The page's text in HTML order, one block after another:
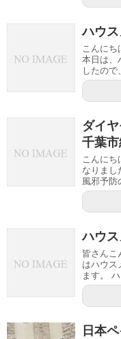
ハウ
こんにち
本日は、
したので
ダイ
千葉市
こんにち
なりまし
風邪予防
ハウ
皆さんこ
はハウス
ます。
日本